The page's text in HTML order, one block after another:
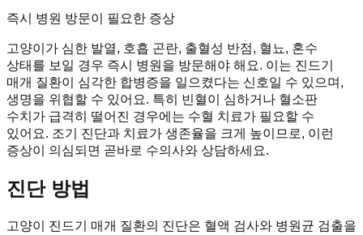
즉시 병원 방문이 필요한 증상
고양이가 심한 발열, 호흡 곤란, 출혈성 반점, 혈뇨, 혼수
상태를 보일 경우 즉시 병원을 방문해야 해요. 이는 진드기
매개 질환이 심각한 합병증을 일으켰다는 신호일 수 있으며,
생명을 위협할 수 있어요. 특히 빈혈이 심하거나 혈소판
수치가 급격히 떨어진 경우에는 수혈 치료가 필요할 수
있어요. 조기 진단과 치료가 생존율을 크게 높이므로, 이런
증상이 의심되면 곧바로 수의사와 상담하세요.
진단 방법
고양이 진드기 매개 질환의 진단은 혈액 검사와 병원균 검출을